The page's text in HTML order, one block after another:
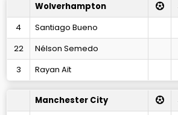
Wolverhampton
4
Santiago Bueno
22
Nélson Semedo
3
Rayan Aït
Manchester City